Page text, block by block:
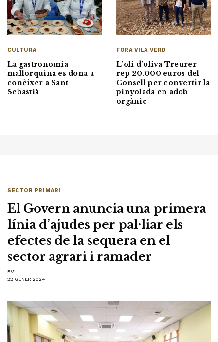
CULTURA
La gastronomia
mallorquina es dona a
conèixer a Sant
Sebastià
FORA VILA VERD
L’oli d’oliva Treurer
rep 20.000 euros del
Consell per convertir la
pinyolada en adob
orgànic
SECTOR PRIMARI
El Govern anuncia una primera
línia d’ajudes per pal·liar els
efectes de la sequera en el
sector agrari i ramader
F.V.
22 GENER 2024